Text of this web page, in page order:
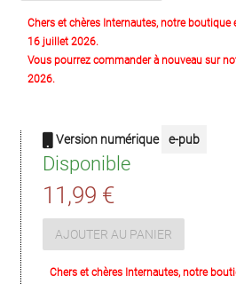
Chers et chères Internautes, notre boutique
16 juillet 2026.
Vous pourrez commander à nouveau sur
2026.
Version numérique e-pub
Disponible
11,99 €
AJOUTER AU PANIER
Chers et chères Internautes, notre